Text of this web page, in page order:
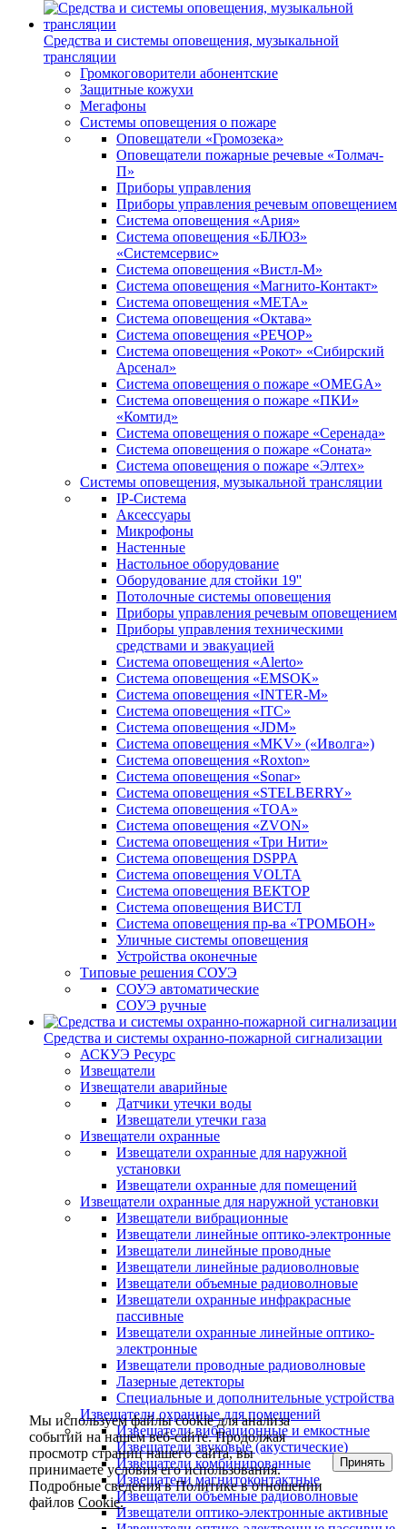
Средства и системы оповещения, музыкальной
трансляции
Громкоговорители абонентские
Защитные кожухи
Мегафоны
Системы оповещения о пожаре
Оповещатели «Громозека»
Оповещатели пожарные речевые «Толмач-
П»
Приборы управления
Приборы управления речевым оповещением
Система оповещения «Ария»
Система оповещения «БЛЮЗ»
«Системсервис»
Система оповещения «Вистл-М»
Система оповещения «Магнито-Контакт»
Система оповещения «МЕТА»
Система оповещения «Октава»
Система оповещения «РЕЧОР»
Система оповещения «Рокот» «Сибирский
Арсенал»
Система оповещения о пожаре «OMEGA»
Система оповещения о пожаре «ПКИ»
«Комтид»
Система оповещения о пожаре «Серенада»
Система оповещения о пожаре «Соната»
Система оповещения о пожаре «Элтех»
Системы оповещения, музыкальной трансляции
IP-Система
Аксессуары
Микрофоны
Настенные
Настольное оборудование
Оборудование для стойки 19''
Потолочные системы оповещения
Приборы управления речевым оповещением
Приборы управления техническими
средствами и эвакуацией
Система оповещения «Alerto»
Система оповещения «EMSOK»
Система оповещения «INTER-M»
Система оповещения «ITC»
Система оповещения «JDM»
Система оповещения «MKV» («Иволга»)
Система оповещения «Roxton»
Система оповещения «Sonar»
Система оповещения «STELBERRY»
Система оповещения «TOA»
Система оповещения «ZVON»
Система оповещения «Три Нити»
Система оповещения DSPPA
Система оповещения VOLTA
Система оповещения ВЕКТОР
Система оповещения ВИСТЛ
Система оповещения пр-ва «ТРОМБОН»
Уличные системы оповещения
Устройства оконечные
Типовые решения СОУЭ
СОУЭ автоматические
СОУЭ ручные
Средства и системы охранно-пожарной сигнализации
АСКУЭ Ресурс
Извещатели
Извещатели аварийные
Датчики утечки воды
Извещатели утечки газа
Извещатели охранные
Извещатели охранные для наружной
установки
Извещатели охранные для помещений
Извещатели охранные для наружной установки
Извещатели вибрационные
Извещатели линейные оптико-электронные
Извещатели линейные проводные
Извещатели линейные радиоволновые
Извещатели объемные радиоволновые
Извещатели охранные инфракрасные
пассивные
Извещатели охранные линейные оптико-
электронные
Извещатели проводные радиоволновые
Лазерные детекторы
Специальные и дополнительные устройства
Извещатели охранные для помещений
Извещатели вибрационные и емкостные
Извещатели звуковые (акустические)
Извещатели комбинированные
Извещатели магнитоконтактные
Извещатели объемные радиоволновые
Извещатели оптико-электронные активные
Мы используем файлы cookie для анализа
событий на нашем веб-сайте. Продолжая
просмотр страниц нашего сайта, вы
принимаете условия его использования.
Подробные сведения в Политике в отношении
файловCookie.
Принять